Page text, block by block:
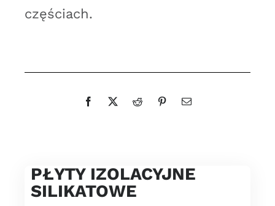
częściach.
PŁYTY IZOLACYJNE
SILIKATOWE